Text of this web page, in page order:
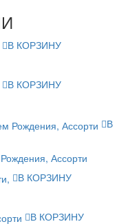
В КОРЗИНУ
В КОРЗИНУ
В
Ассорти
В КОРЗИНУ
В КОРЗИНУ